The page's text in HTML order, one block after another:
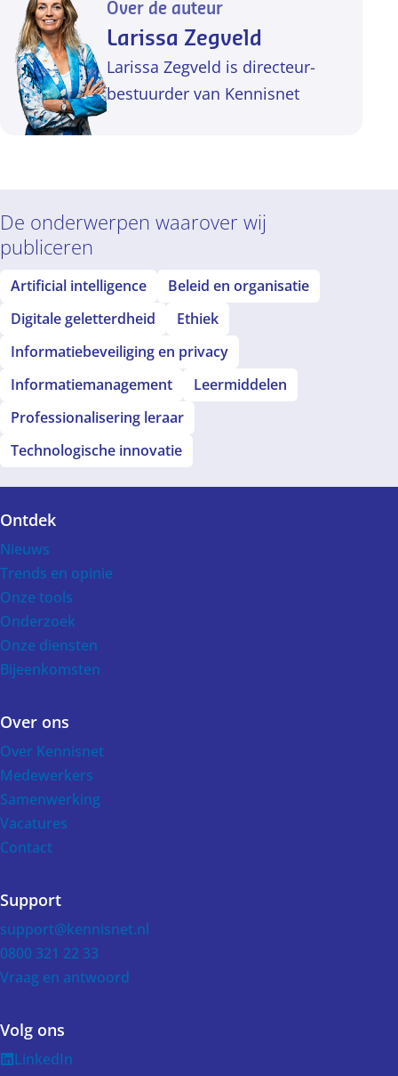
Over de auteur
Larissa Zegveld
Larissa Zegveld is directeur-
bestuurder van Kennisnet
De onderwerpen waarover wij
publiceren
Artificial intelligence
Beleid en organisatie
Digitale geletterdheid
Ethiek
Informatiebeveiliging en privacy
Informatiemanagement
Leermiddelen
Professionalisering leraar
Technologische innovatie
Voet
Ontdek
Nieuws
Trends en opinie
Onze tools
Onderzoek
Onze diensten
Bijeenkomsten
Over ons
Over Kennisnet
Medewerkers
Samenwerking
Vacatures
Contact
Support
support@kennisnet.nl
0800 321 22 33
Vraag en antwoord
Volg ons
LinkedIn